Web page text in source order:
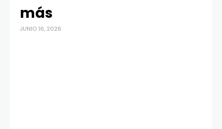
más
JUNIO 16, 2026